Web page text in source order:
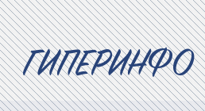
ГИПЕРИНФО